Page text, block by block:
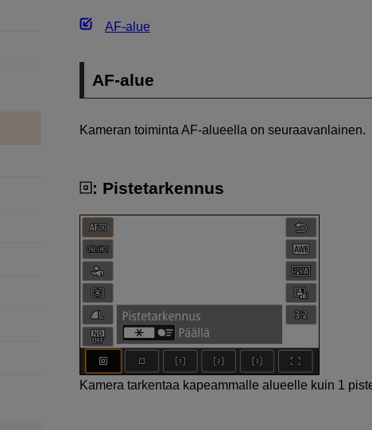
AF-alue
AF-alue
Kameran toiminta AF-alueella on seuraavanlainen.
: Pistetarkennus
Kamera tarkentaa kapeammalle alueelle kuin 1